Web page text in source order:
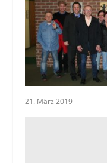
21. März 2019